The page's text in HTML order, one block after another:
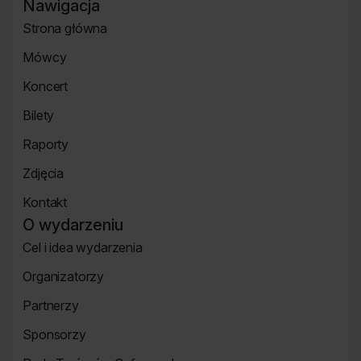
na
Instagramie
na
Facebooku
na
Linkedin
Agendy
Festiwalu
Nawigacja
Strona główna
główna
Mówcy
mówcy
Koncert
Bilety
Bilety
Raporty
Zdjęcia
Kontakt
Strona
Kontakt
O wydarzeniu
Cel i idea wydarzenia
o
Organizatorzy
Organizatorzy
Partnerzy
Partnerzy
Sponsorzy